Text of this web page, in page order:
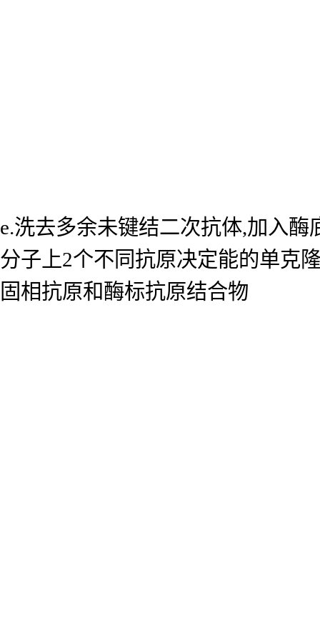
e.洗去多余未键结二次抗体,加入
分子上2个不同抗原决定能的单克
固相抗原和酶标抗原结合物